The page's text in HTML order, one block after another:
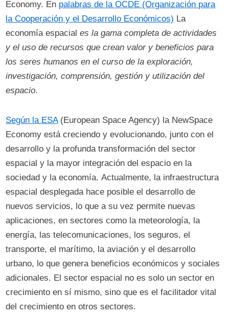
Economy. En palabras de la OCDE (Organización para
la Cooperación y el Desarrollo Económicos) La
economía espaciales la gama completa de actividades
y el uso de recursos que crean valor y beneficios para
los seres humanos en el curso de la exploración,
investigación, comprensión, gestión y utilización del
espacio.
Según la ESA(European Space Agency) la NewSpace
Economy está creciendo y evolucionando, junto con el
desarrollo y la profunda transformación del sector
espacial y la mayor integración del espacio en la
sociedad y la economía. Actualmente, la infraestructura
espacial desplegada hace posible el desarrollo de
nuevos servicios, lo que a su vez permite nuevas
aplicaciones, en sectores como la meteorología, la
energía, las telecomunicaciones, los seguros, el
transporte, el marítimo, la aviación y el desarrollo
urbano, lo que genera beneficios económicos y sociales
adicionales. El sector espacial no es solo un sector en
crecimiento en sí mismo, sino que es el facilitador vital
del crecimiento en otros sectores.